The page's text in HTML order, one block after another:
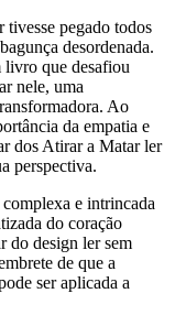
pegado todos
desordenada.
livro que desafiou
nele, uma
Ao
da empatia e
dos Atirar a Matar ler
perspectiva.
e intrincada
do coração
do design ler sem
de que a
ser aplicada a